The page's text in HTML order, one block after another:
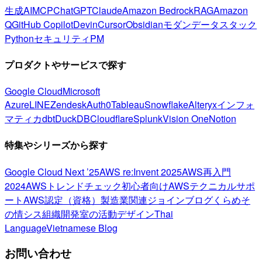
生成AIMCPChatGPTClaudeAmazon BedrockRAGAmazon
QGitHub CopilotDevinCursorObsidianモダンデータスタック
PythonセキュリティPM
プロダクトやサービスで探す
Google CloudMicrosoft
AzureLINEZendeskAuth0TableauSnowflakeAlteryxインフォ
マティカdbtDuckDBCloudflareSplunkVision OneNotion
特集やシリーズから探す
Google Cloud Next ’25AWS re:Invent 2025AWS再入門
2024AWSトレンドチェック初心者向けAWSテクニカルサポ
ートAWS認定（資格） 製造業関連ジョインブログくらめそ
の情シス組織開発室の活動デザインThai
LanguageVietnamese Blog
お問い合わせ